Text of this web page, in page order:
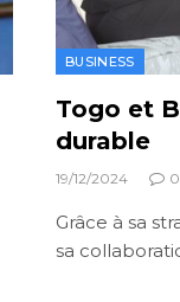
BUSINESS
Togo et
durable
19/12/2024 0
Grâce à sa
sa